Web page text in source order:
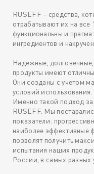
RUSEFF – средства,
отрабатывают их на все
функциональны и
ингредиентов и
Надежные,
продукты имеют
Они созданы с учетом
условий использования.
Именно такой подход
RUSEFF. Мы
показатели:
наиболее эффективные
позволят получить
испытания наших
России, в самых разных